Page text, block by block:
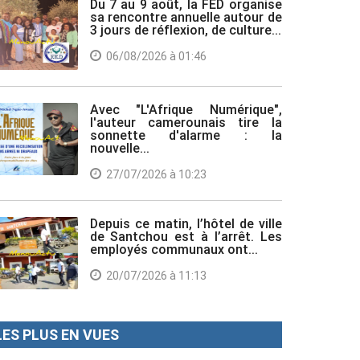
Du 7 au 9 août, la FED organise
sa rencontre annuelle autour de
3 jours de réflexion, de culture...
06/08/2026 à 01:46
Avec "L'Afrique Numérique",
l'auteur camerounais tire la
sonnette d'alarme : la
nouvelle...
27/07/2026 à 10:23
Depuis ce matin, l’hôtel de ville
de Santchou est à l’arrêt. Les
employés communaux ont...
20/07/2026 à 11:13
PLUS EN VUES